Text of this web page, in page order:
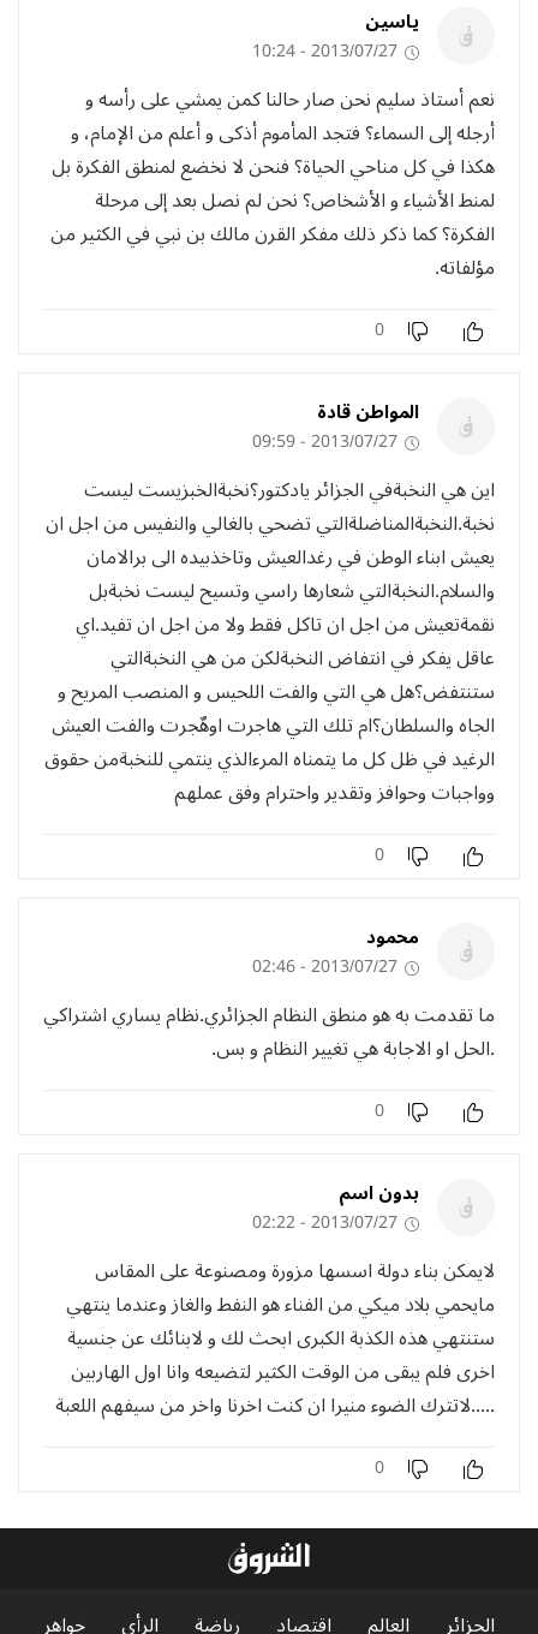
ياسين
2013/07/27 - 10:24
نعم أستاذ سليم نحن صار حالنا كمن يمشي على رأسه و
أرجله إلى السماء؟ فتجد المأموم أذكى و أعلم من الإمام، و
هكذا في كل مناحي الحياة؟ فنحن لا نخضع لمنطق الفكرة بل
لمنط الأشياء و الأشخاص؟ نحن لم نصل بعد إلى مرحلة
الفكرة؟ كما ذكر ذلك مفكر القرن مالك بن نبي في الكثير من
مؤلفاته.
0
المواطن قادة
2013/07/27 - 09:59
اين هي النخبةفي الجزائر يادكتور؟نخبةالخبزيست ليست
نخبة.النخبةالمناضلةالتي تضحي بالغالي والنفيس من اجل ان
يعيش ابناء الوطن في رغدالعيش وتاخذبيده الى برالامان
والسلام.النخبةالتي شعارها راسي وتسيح ليست نخبةبل
نقمةتعيش من اجل ان تاكل فقط ولا من اجل ان تفيد.اي
عاقل يفكر في انتفاض النخبةلكن من هي النخبةالتي
ستنتفض؟هل هي التي والفت اللحيس و المنصب المريح و
الجاه والسلطان؟ام تلك التي هاجرت اوهٌجرت والفت العيش
الرغيد في ظل كل ما يتمناه المرءالذي ينتمي للنخبةمن حقوق
وواجبات وحوافز وتقدير واحترام وفق عملهم
0
محمود
2013/07/27 - 02:46
ما تقدمت به هو منطق النظام الجزائري.نظام يساري اشتراكي
.الحل او الاجابة هي تغيير النظام و بس.
0
بدون اسم
2013/07/27 - 02:22
لايمكن بناء دولة اسسها مزورة ومصنوعة على المقاس
مايحمي بلاد ميكي من الفناء هو النفط والغاز وعندما ينتهي
ستنتهي هذه الكذبة الكبرى ابحث لك و لابنائك عن جنسية
اخرى فلم يبقى من الوقت الكثير لتضيعه وانا اول الهاربين
.....لاتترك الضوء منيرا ان كنت اخرنا واخر من سيفهم اللعبة
0
الجزائر العالم اقتصاد رياضة الرأي جواهر